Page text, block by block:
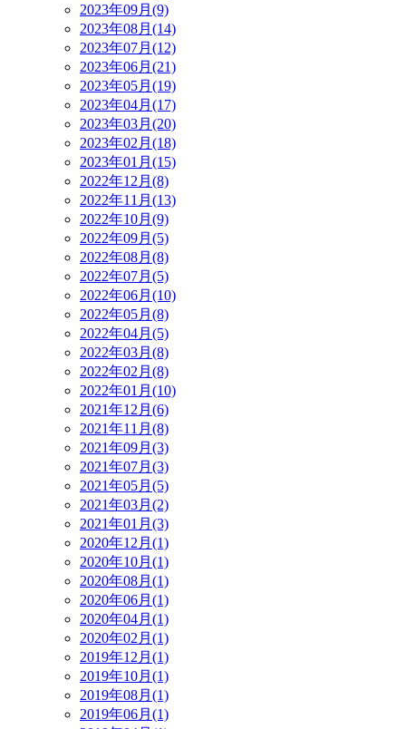
2023年09月(9)
2023年08月(14)
2023年07月(12)
2023年06月(21)
2023年05月(19)
2023年04月(17)
2023年03月(20)
2023年02月(18)
2023年01月(15)
2022年12月(8)
2022年11月(13)
2022年10月(9)
2022年09月(5)
2022年08月(8)
2022年07月(5)
2022年06月(10)
2022年05月(8)
2022年04月(5)
2022年03月(8)
2022年02月(8)
2022年01月(10)
2021年12月(6)
2021年11月(8)
2021年09月(3)
2021年07月(3)
2021年05月(5)
2021年03月(2)
2021年01月(3)
2020年12月(1)
2020年10月(1)
2020年08月(1)
2020年06月(1)
2020年04月(1)
2020年02月(1)
2019年12月(1)
2019年10月(1)
2019年08月(1)
2019年06月(1)